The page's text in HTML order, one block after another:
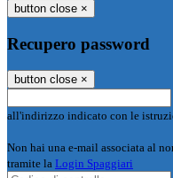
button close ×
Recupero password
button close ×
all'indirizzo indicato con le
Non hai una e-mail associata al
tramite la Login Spaggiari